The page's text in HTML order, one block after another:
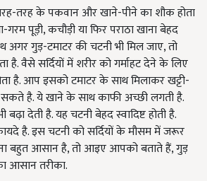
तरह के पकवान और खाने-पीने का शौक होता
पूड़ी, कचौड़ी या फिर पराठा खाना बेहद
गुड़-टमाटर की चटनी भी मिल जाए, तो
है. वैसे सर्दियों में शरीर को गर्माहट देने के लिए
है. आप इसको टमाटर के साथ मिलाकर खट्टी-
सकते है. ये खाने के साथ काफी अच्छी लगती है.
देती है. यह चटनी बेहद स्वादिष्ट होती है.
है. इस चटनी को सर्दियों के मौसम में जरूर
बहुत आसान है, तो आइए आपको बताते हैं, गुड़
आसान तरीका.